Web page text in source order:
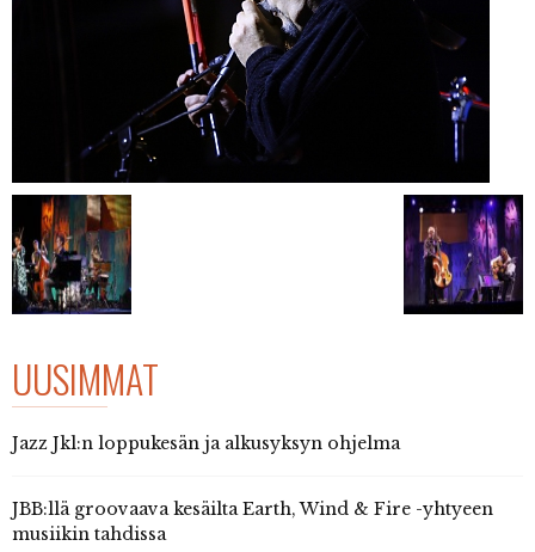
UUSIMMAT
Jazz Jkl:n loppukesän ja alkusyksyn ohjelma
JBB:llä groovaava kesäilta Earth, Wind & Fire -yhtyeen
musiikin tahdissa